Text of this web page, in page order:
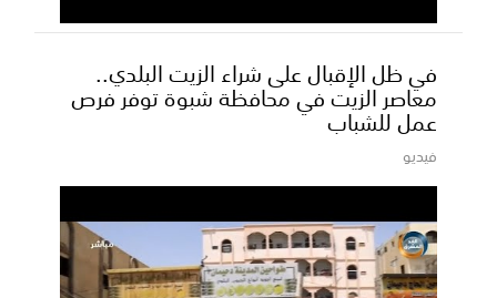
في ظل الإقبال على شراء الزيت البلدي..
معاصر الزيت في محافظة شبوة توفر فرص
عمل للشباب
فيديو